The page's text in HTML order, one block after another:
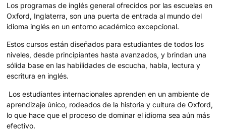
Los programas de inglés general ofrecidos por las escuelas en
Oxford, Inglaterra, son una puerta de entrada al mundo del
idioma inglés en un entorno académico excepcional.
Estos cursos están diseñados para estudiantes de todos los
niveles, desde principiantes hasta avanzados, y brindan una
sólida base en las habilidades de escucha, habla, lectura y
escritura en inglés.
Los estudiantes internacionales aprenden en un ambiente de
aprendizaje único, rodeados de la historia y cultura de Oxford,
lo que hace que el proceso de dominar el idioma sea aún más
efectivo.